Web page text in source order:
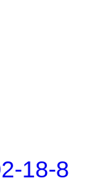
18-8